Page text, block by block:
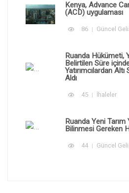
Kenya, Advance
(ACD) uygulaması
86 Güncel
Ruanda Hükümeti,
Belirtilen Süre
Yatırımcılardan
Aldı
45 İhaleler
Ruanda Yeni Tarım
Bilinmesi Gereken
44 Güncel